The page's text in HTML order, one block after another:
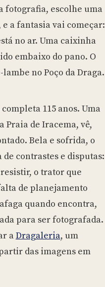
fotografia, escolhe uma
a fantasia vai começar:
no ar. Uma caixinha
embaixo do pano. O
lambe no Poço da Draga.
115 anos. Uma
Praia de Iracema, vê,
Bela e sofrida, o
contrastes e disputas:
o trator que
de planejamento
quando encontra,
para ser fotografada.
aDragaleria, um
das imagens em